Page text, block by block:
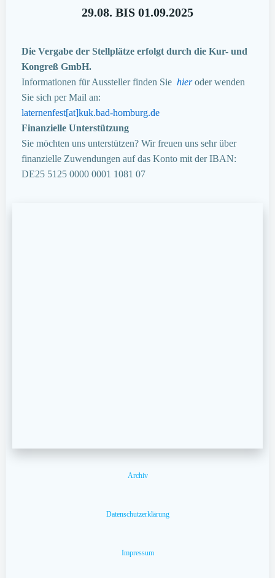
29.08. BIS 01.09.2025
Die Vergabe der Stellplätze erfolgt durch die Kur- und
Kongreß GmbH.
Informationen für Aussteller finden Sie hieroder wenden
Sie sich per Mail an:
laternenfest[at]kuk.bad-homburg.de
Finanzielle Unterstützung
Sie möchten uns unterstützen? Wir freuen uns sehr über
finanzielle Zuwendungen auf das Konto mit der IBAN:
DE25 5125 0000 0001 1081 07
Archiv
Datenschutzerklärung
Impressum